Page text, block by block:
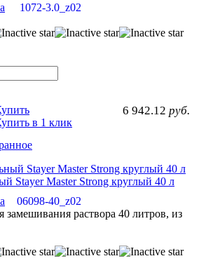
1072-3.0_z02
6 942.12 руб.
в 1 клик
Stayer Master Strong круглый 40 л
06098-40_z02
замешивания раствора 40 литров, из